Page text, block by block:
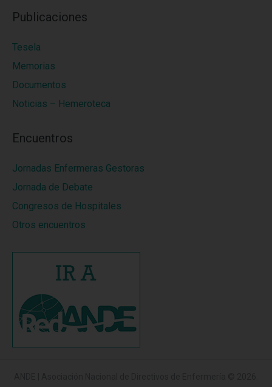
Publicaciones
Tesela
Memorias
Documentos
Noticias – Hemeroteca
Encuentros
Jornadas Enfermeras Gestoras
Jornada de Debate
Congresos de Hospitales
Otros encuentros